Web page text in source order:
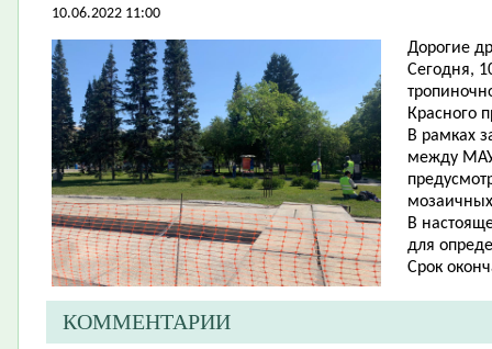
10.06.2022 11:00
Дорогие
Сегодня,
Красного
В рамках
между МАУ
В
для
Срок
КОММЕНТАРИИ